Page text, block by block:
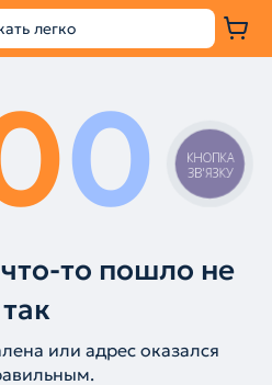
0
то пошло не
так
или адрес оказался
КНОПКА
ЗВ'ЯЗКУ